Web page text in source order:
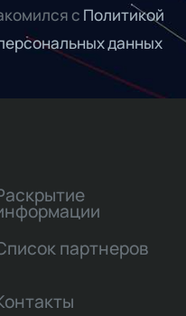
с Политикой
данных
партнеров